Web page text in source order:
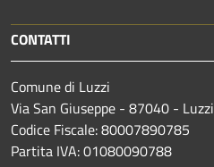
CONTATTI
Comune di Luzzi
Via San Giuseppe - 87040 - Luzzi
Codice Fiscale: 80007890785
Partita IVA: 01080090788